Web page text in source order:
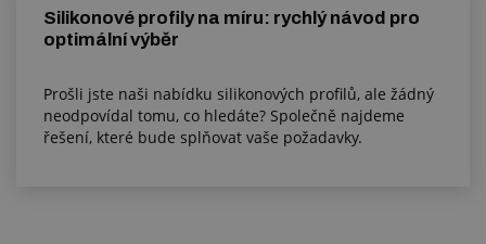
Silikonové profily na míru: rychlý návod pro
optimální výběr
Prošli jste naši nabídku silikonových profilů, ale žádný
neodpovídal tomu, co hledáte? Společně najdeme
řešení, které bude splňovat vaše požadavky.